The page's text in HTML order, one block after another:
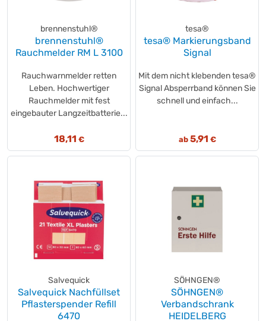
brennenstuhl®
brennenstuhl®
Rauchmelder RM L 3100
Rauchwarnmelder retten
Leben. Hochwertiger
Rauchmelder mit fest
eingebauter Langzeitbatterie...
18,11 €
tesa®
tesa® Markierungsband
Signal
Mit dem nicht klebenden tesa®
Signal Absperrband können Sie
schnell und einfach...
ab 5,91 €
Salvequick
Salvequick Nachfüllset
Pflasterspender Refill
6470
SÖHNGEN®
SÖHNGEN®
Verbandschrank
HEIDELBERG